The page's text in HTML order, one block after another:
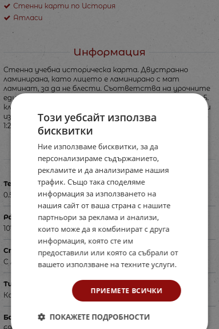
Стенни карти по История
Атласи
Информация
Стенна учебна историческа карта. Двустранно
ламинирана, като лицето е ламинирано с мат
ламинат, за да не блести. Съответства на урочните
единици по история и цивилизация за класовете от 5.
клас - 12. клас (съставена е въз основа на одобрените и
използвани учебници и атласи от учениците). Мащаб
1:2 850 000
Характеристики
Тегло в кг
0.500
Размери в см
107х175
Специфика
С лайсни.
Тип
Карта
Баркод (ISBN, UPC, др.)
Този уебсайт използва
бисквитки
Ние използваме бисквитки, за да
персонализираме съдържанието,
рекламите и да анализираме нашия
трафик. Също така споделяме
информация за използването на
нашия сайт от ваша страна с нашите
партньори за реклама и анализи,
които може да я комбинират с друга
информация, която сте им
предоставили или която са събрали от
вашето използване на техните услуги.
ПРИЕМЕТЕ ВСИЧКИ
ПОКАЖЕТЕ ПОДРОБНОСТИ